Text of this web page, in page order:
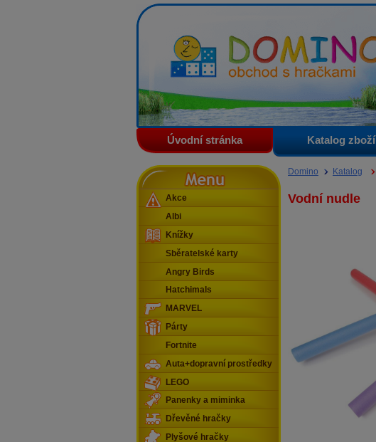
Domino - obchod s hračkami
Úvodní stránka Katalog zboží
Domino Katalog
Vodní nudle
Menu
Akce
Albi
Knížky
Sběratelské karty
Angry Birds
Hatchimals
MARVEL
Párty
Fortnite
Auta+dopravní prostředky
LEGO
Panenky a miminka
Dřevěné hračky
Plyšové hračky